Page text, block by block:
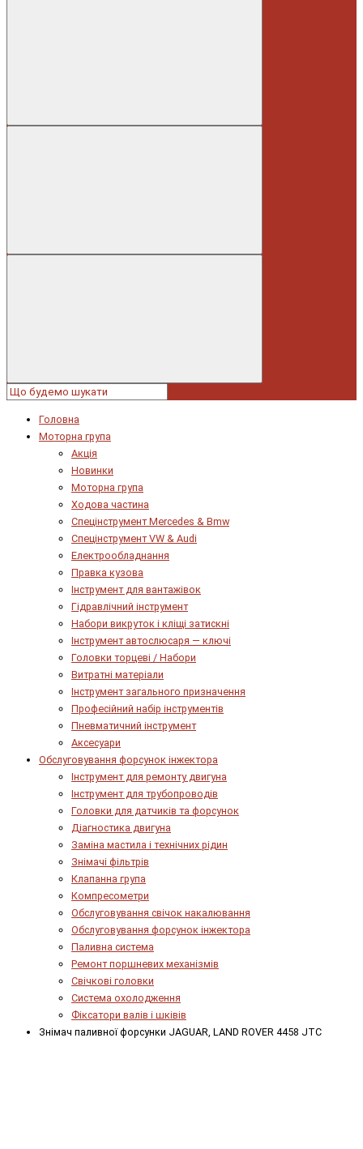
Головна
Моторна група
Акція
Новинки
Моторна група
Ходова частина
Спецінструмент Mercedes & Bmw
Спецінструмент VW & Audi
Електрообладнання
Правка кузова
Інструмент для вантажівок
Гідравлічний інструмент
Набори викруток і кліщі затискні
Інструмент автослюсаря — ключі
Головки торцеві / Набори
Витратні матеріали
Інструмент загального призначення
Професійний набір інструментів
Пневматичний інструмент
Аксесуари
Обслуговування форсунок інжектора
Інструмент для ремонту двигуна
Інструмент для трубопроводів
Головки для датчиків та форсунок
Діагностика двигуна
Заміна мастила і технічних рідин
Знімачі фільтрів
Клапанна група
Компресометри
Обслуговування свічок накалювання
Обслуговування форсунок інжектора
Паливна система
Ремонт поршневих механізмів
Свічкові головки
Система охолодження
Фіксатори валів і шківів
Знімач паливної форсунки JAGUAR, LAND ROVER 4458 JTC